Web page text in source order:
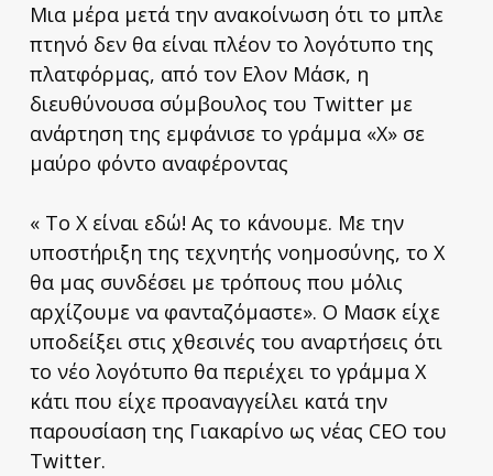
Μια μέρα μετά την ανακοίνωση ότι το μπλε
πτηνό δεν θα είναι πλέον το λογότυπο της
πλατφόρμας, από τον Ελον Μάσκ, η
διευθύνουσα σύμβουλος του Twitter με
ανάρτηση της εμφάνισε το γράμμα «X» σε
μαύρο φόντο αναφέροντας
« Το X είναι εδώ! Ας το κάνουμε. Με την
υποστήριξη της τεχνητής νοημοσύνης, το X
θα μας συνδέσει με τρόπους που μόλις
αρχίζουμε να φανταζόμαστε». Ο Μασκ είχε
υποδείξει στις χθεσινές του αναρτήσεις ότι
το νέο λογότυπο θα περιέχει το γράμμα X
κάτι που είχε προαναγγείλει κατά την
παρουσίαση της Γιακαρίνο ως νέας CEO του
Twitter.